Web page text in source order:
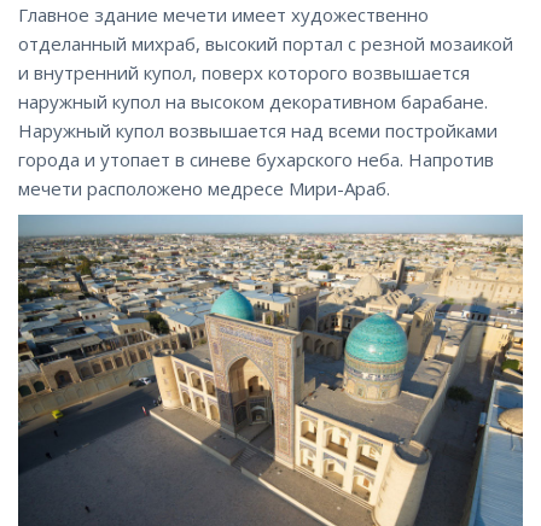
Главное здание мечети имеет художественно
отделанный михраб, высокий портал с резной мозаикой
и внутренний купол, поверх которого возвышается
наружный купол на высоком декоративном барабане.
Наружный купол возвышается над всеми постройками
города и утопает в синеве бухарского неба. Напротив
мечети расположено медресе Мири-Араб.